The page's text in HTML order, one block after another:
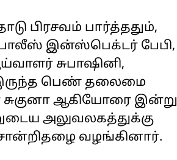
பிரசவம் பார்த்ததும்,
இன்ஸ்பெக்டர் பேபி,
சுபாஷினி,
இருந்த பெண் தலைமை
ஆகியோரை இன்று
அலுவலகத்துக்கு
சான்றிதழை வழங்கினார்.